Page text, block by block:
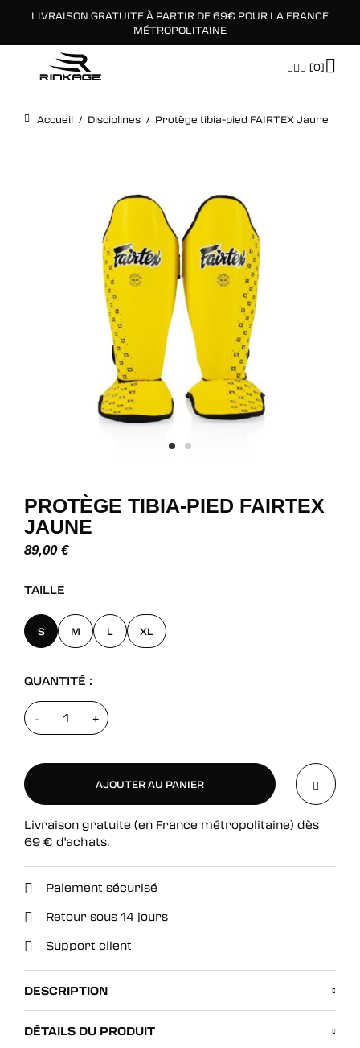
LIVRAISON GRATUITE À PARTIR DE 69€ POUR LA FRANCE
MÉTROPOLITAINE
[0]
Accueil / Disciplines / Protège tibia-pied FAIRTEX Jaune
PROTÈGE TIBIA-PIED FAIRTEX
JAUNE
89,00 €
TAILLE
S M L XL
QUANTITÉ :
- +
AJOUTER AU PANIER
AJOUTER AU PANIER
Livraison gratuite (en France métropolitaine) dès
69 € d'achats.
Paiement sécurisé
Retour sous 14 jours
Support client
DESCRIPTION
DÉTAILS DU PRODUIT